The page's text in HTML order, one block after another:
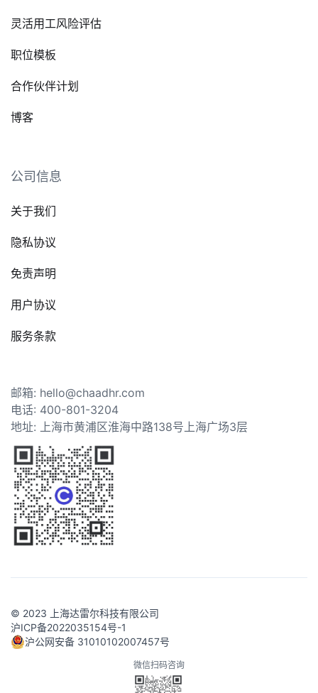
灵活用工风险评估
职位模板
合作伙伴计划
博客
公司信息
关于我们
隐私协议
免责声明
用户协议
服务条款
邮箱: hello@chaadhr.com
电话: 400-801-3204
地址: 上海市黄浦区淮海中路138号上海广场3层
© 2023 上海达雷尔科技有限公司
沪ICP备2022035154号-1
沪公网安备 31010102007457号
微信扫码咨询